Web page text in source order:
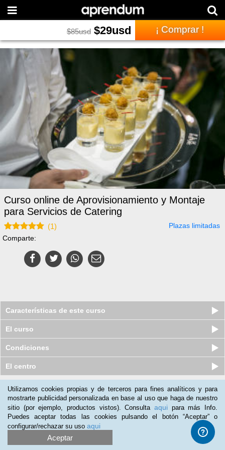
$85usd $29usd ¡ Comprar !
Curso online de Aprovisionamiento y Montaje
para Servicios de Catering
(1)
Plazas limitadas
Comparte:
Características de este curso
El curso
Condiciones
El centro
Nuestros clientes opinan:
Lorena Plaza
(05-05-2019)
Excelente curso y formación.
Utilizamos cookies propias y de terceros para fines analíticos y para
mostrarte publicidad personalizada en base al uso que haga de nuestro
sitio (por ejemplo, productos vistos). Consulta aqui para más Info.
Puedes aceptar todas las cookies pulsando el botón “Aceptar” o
configurar/rechazar su uso aqui
Aceptar